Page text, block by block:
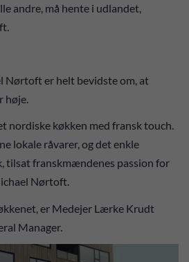
andre, må hente i udlandet,
Nørtoft er helt bevidste om, at
høje.
nordiske køkken med fransk touch.
lokale råvarer, og det enkle
tilsat franskmændenes passion for
Nørtoft.
er Medejer Lærke Krudt
Manager.